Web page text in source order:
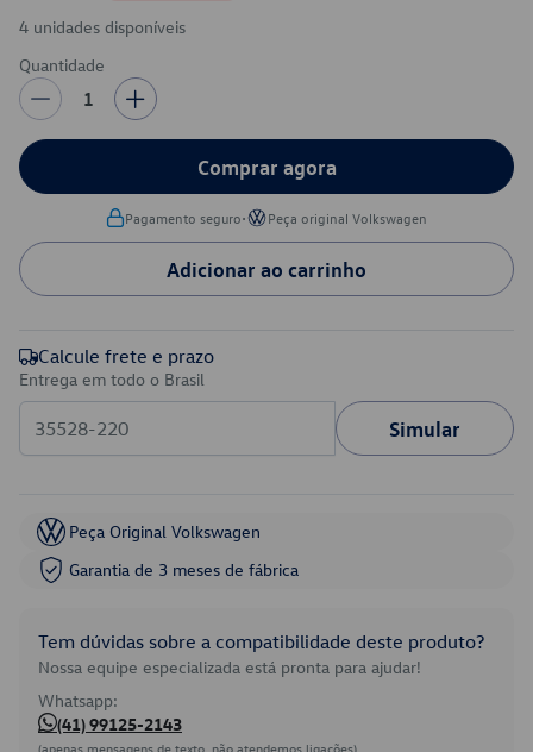
4 unidades disponíveis
Quantidade
1
Comprar agora
Pagamento seguro• Peça original Volkswagen
Adicionar ao carrinho
Calcule frete e prazo
Entrega em todo o Brasil
Simular
Peça Original Volkswagen
Garantia de 3 meses de fábrica
Tem dúvidas sobre a compatibilidade deste produto?
Nossa equipe especializada está pronta para ajudar!
Whatsapp:
(41) 99125-2143
(apenas mensagens de texto, não atendemos ligações)